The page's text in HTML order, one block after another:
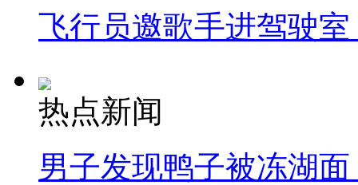
飞行员邀歌手进驾驶
热点新闻
男子发现鸭子被冻湖